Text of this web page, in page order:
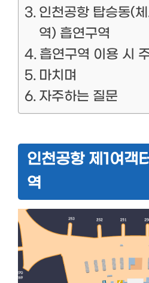
인천공항 탑승동(
역) 흡연구역
흡연구역 이용 시
마치며
자주하는 질문
인천공항 제1여객
역